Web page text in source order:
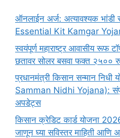
ऑनलाईन अर्ज: अत्यावश्यक भांडी
Essential Kit Kamgar
स्वयंपूर्ण महाराष्ट्र आवासीय रूफ
छतावर सोलर बसवा फक्त २५००
प्रधानमंत्री किसान सन्मान
Samman Nidhi Yojana):
अपडेट्स
किसान क्रेडिट कार्ड योजना
जाणून घ्या सविस्तर माहिती आणि